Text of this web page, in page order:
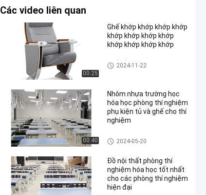
Các video liên quan
00:25
Ghế khớp khớp khớp khớp
khớp khớp khớp khớp
khớp khớp khớp khớp
Ghế gấp khán phòng
2024-11-22
00:40
Nhôm nhựa trường học
hóa học phòng thí nghiệm
phụ kiện tủ và ghế cho thí
nghiệm
Chemistry Lab Furniture
2024-05-20
Đồ nội thất phòng thí
nghiệm hóa học tốt nhất
cho các phòng thí nghiệm
hiện đại